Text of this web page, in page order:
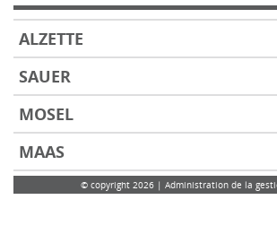
ALZETTE
SAUER
MOSEL
MAAS
© copyright 2026 | Administration de la